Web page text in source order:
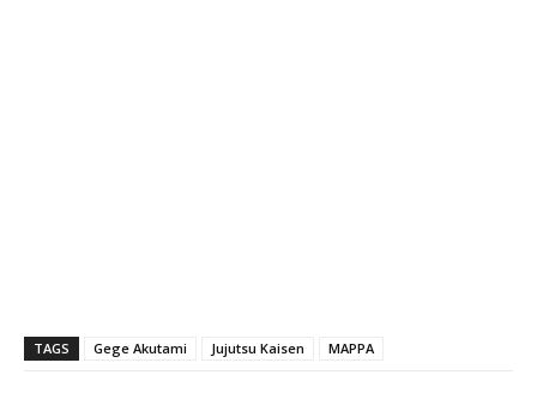
TAGS Gege Akutami Jujutsu Kaisen MAPPA